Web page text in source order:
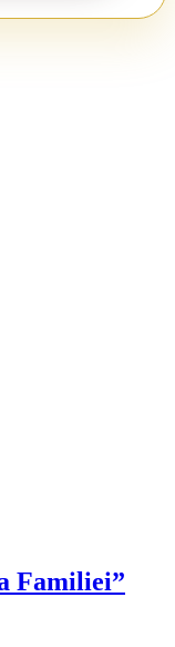
Familiei”